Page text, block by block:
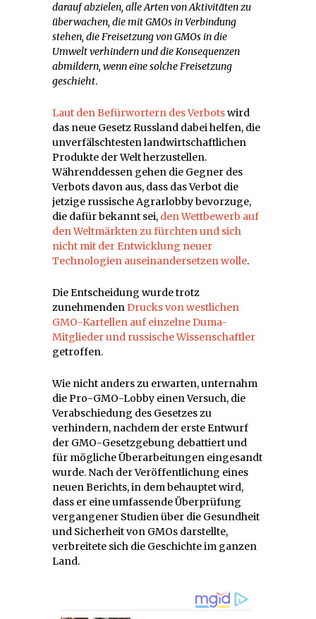
darauf abzielen, alle Arten von Aktivitäten zu
überwachen, die mit GMOs in Verbindung
stehen, die Freisetzung von GMOs in die
Umwelt verhindern und die Konsequenzen
abmildern, wenn eine solche Freisetzung
geschieht.
Laut den Befürwortern des Verbotswird
das neue Gesetz Russland dabei helfen, die
unverfälschtesten landwirtschaftlichen
Produkte der Welt herzustellen.
Währenddessen gehen die Gegner des
Verbots davon aus, dass das Verbot die
jetzige russische Agrarlobby bevorzuge,
die dafür bekannt sei, den Wettbewerb auf
den Weltmärkten zu fürchten und sich
nicht mit der Entwicklung neuer
Technologien auseinandersetzen wolle.
Die Entscheidung wurde trotz
zunehmendenDrucks von westlichen
GMO-Kartellen auf einzelne Duma-
Mitglieder und russische Wissenschaftler
getroffen.
Wie nicht anders zu erwarten, unternahm
die Pro-GMO-Lobby einen Versuch, die
Verabschiedung des Gesetzes zu
verhindern, nachdem der erste Entwurf
der GMO-Gesetzgebung debattiert und
für mögliche Überarbeitungen eingesandt
wurde. Nach der Veröffentlichung eines
neuen Berichts, in dem behauptet wird,
dass er eine umfassende Überprüfung
vergangener Studien über die Gesundheit
und Sicherheit von GMOs darstellte,
verbreitete sich die Geschichte im ganzen
Land.